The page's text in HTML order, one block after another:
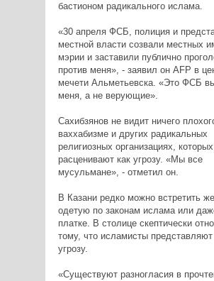
бастионом радикального ислама.
«30 апреля ФСБ, полиция и
местной власти созвали местных
мэрии и заставили публично
против меня», - заявил он AFP в
мечети Альметьевска. «Это ФСБ
меня, а не верующие».
Сахибзянов не видит ничего
ваххабизме и других радикальных
религиозных организациях,
расценивают как угрозу. «Мы все
мусульмане», - отметил он.
В Казани редко можно встретить
одетую по законам ислама или
платке. В столице скептически
тому, что исламисты
угрозу.
«Существуют разногласия в